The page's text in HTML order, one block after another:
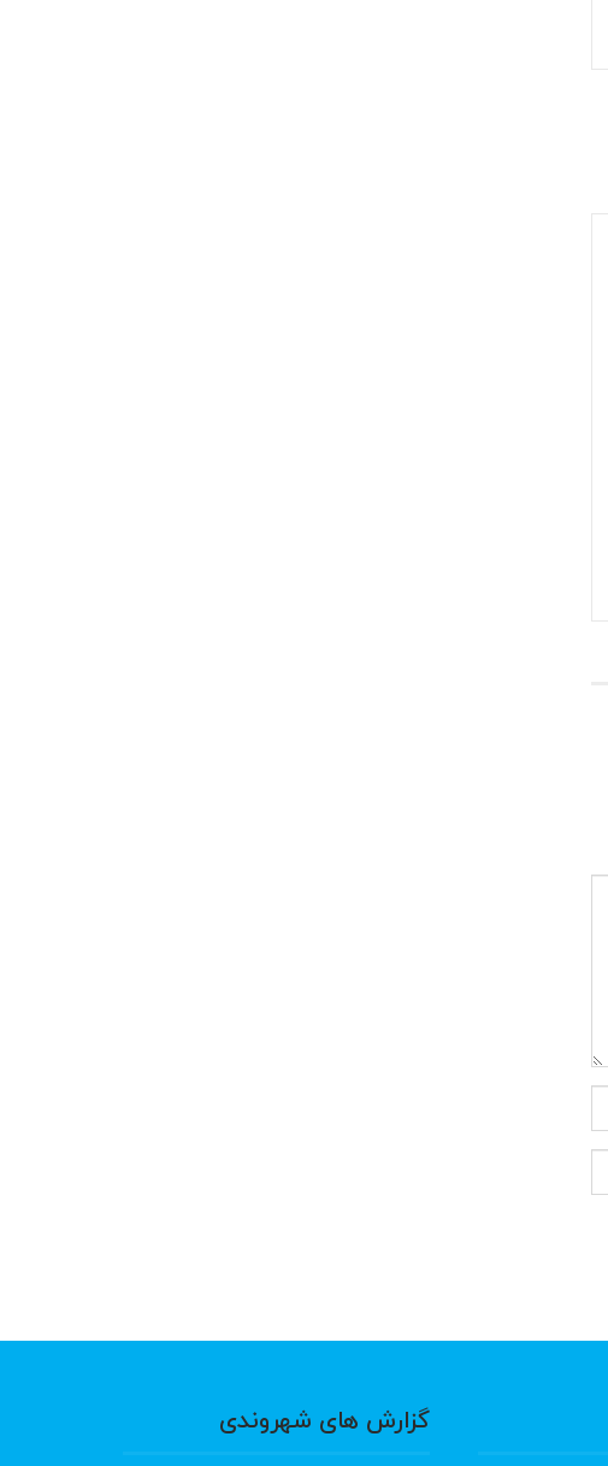
گزارش های شهروندی